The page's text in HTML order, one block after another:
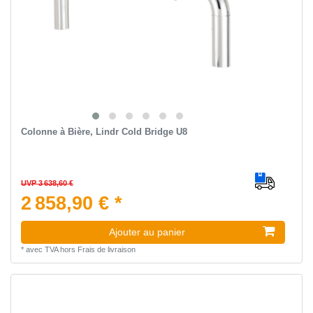
Colonne à Bière, Lindr Cold Bridge U8
UVP 3 638,60 €
2 858,90 € *
Ajouter au panier
* avec TVAhors Frais de livraison